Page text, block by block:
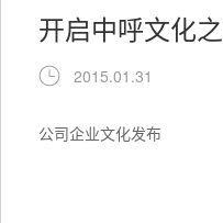
开启中呼文化
2015.01.31
公司企业文化发布